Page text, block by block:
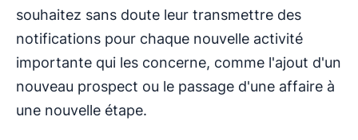
souhaitez sans doute leur transmettre des
notifications pour chaque nouvelle activité
importante qui les concerne, comme l'ajout d'un
nouveau prospect ou le passage d'une affaire à
une nouvelle étape.